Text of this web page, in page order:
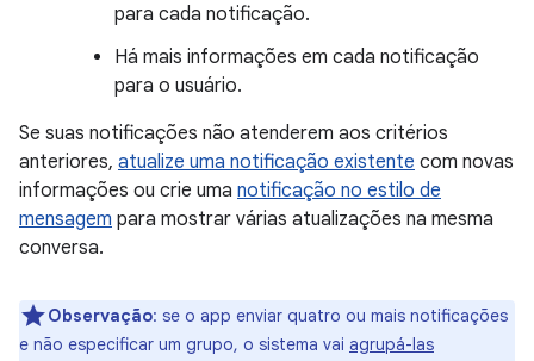
para cada notificação.
Há mais informações em cada notificação
para o usuário.
Se suas notificações não atenderem aos critérios
anteriores, atualize uma notificação existente com novas
informações ou crie uma notificação no estilo de
mensagem para mostrar várias atualizações na mesma
conversa.
Observação: se o app enviar quatro ou mais notificações
e não especificar um grupo, o sistema vai agrupá-las